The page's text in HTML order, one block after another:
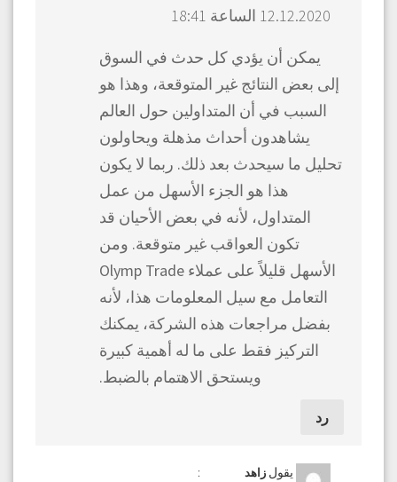
12.12.2020 الساعة 18:41
يمكن أن يؤدي كل حدث في السوق
إلى بعض النتائج غير المتوقعة، وهذا هو
السبب في أن المتداولين حول العالم
يشاهدون أحداث مذهلة ويحاولون
تحليل ما سيحدث بعد ذلك. ربما لا يكون
هذا هو الجزء الأسهل من عمل
المتداول، لأنه في بعض الأحيان قد
تكون العواقب غير متوقعة. ومن
الأسهل قليلاً على عملاء Olymp Trade
التعامل مع سيل المعلومات هذا، لأنه
بفضل مراجعات هذه الشركة، يمكنك
التركيز فقط على ما له أهمية كبيرة
ويستحق الاهتمام بالضبط.
رد
يقول زاهد :